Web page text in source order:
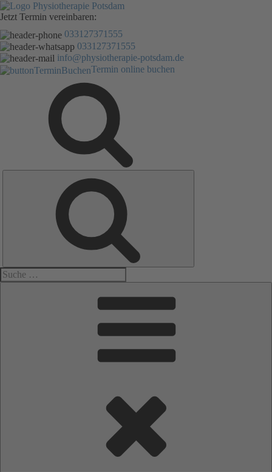
Zum
Inhalt
Jetzt Termin vereinbaren:
033127371555
033127371555
info@physiotherapie-potsdam.de
Termin online buchen
Suche
nach: